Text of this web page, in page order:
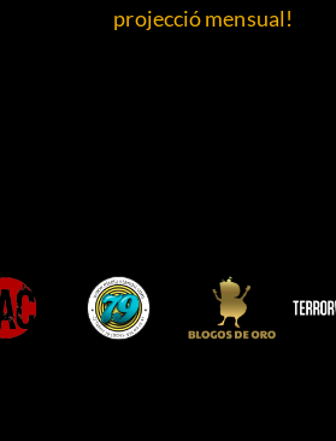
projecció mensual!